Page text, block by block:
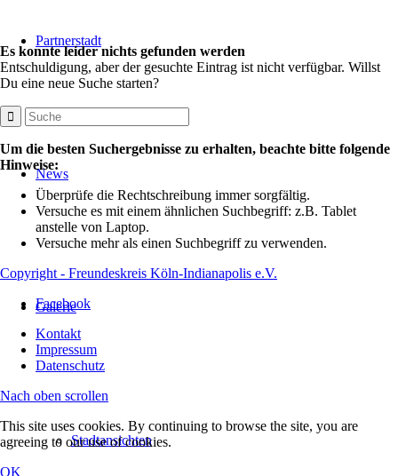
Partnerstadt
News
Galerie
Stadtansichten
Es konnte leider nichts gefunden werden
Entschuldigung, aber der gesuchte Eintrag ist nicht verfügbar. Willst
Du eine neue Suche starten?
Um die besten Suchergebnisse zu erhalten, beachte bitte folgende
Hinweise:
Überprüfe die Rechtschreibung immer sorgfältig.
Versuche es mit einem ähnlichen Suchbegriff: z.B. Tablet
anstelle von Laptop.
Versuche mehr als einen Suchbegriff zu verwenden.
Copyright - Freundeskreis Köln-Indianapolis e.V.
Facebook
Kontakt
Impressum
Datenschutz
Nach oben scrollen
This site uses cookies. By continuing to browse the site, you are
agreeing to our use of cookies.
OK